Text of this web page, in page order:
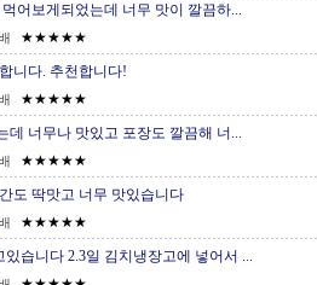
어보게되었는데 너무 맛이 깔끔하...
★★★★★
니다. 추천합니다!
★★★★★
데 너무나 맛있고 포장도 깔끔해 너...
★★★★★
도 딱맛고 너무 맛있습니다
★★★★★
습니다 2.3일 김치냉장고에 넣어서 ...